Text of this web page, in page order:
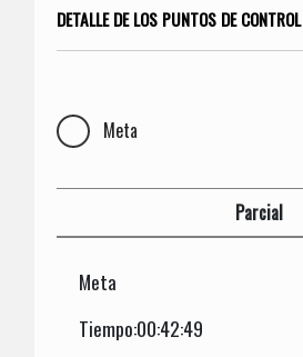
DETALLE DE LOS PUNTOS DE CONTROL
Meta
Parcial
Meta
Tiempo:00:42:49